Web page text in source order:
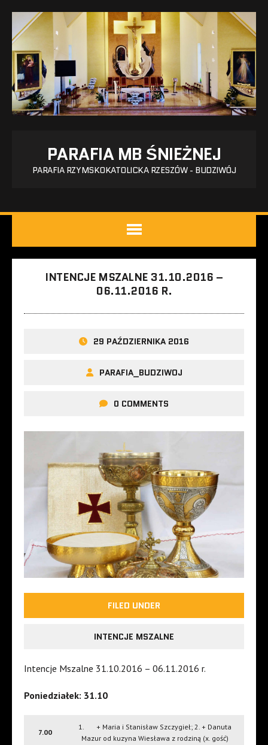
PARAFIA MB ŚNIEŻNEJ
PARAFIA RZYMSKOKATOLICKA RZESZÓW - BUDZIWÓJ
INTENCJE MSZALNE 31.10.2016 –
06.11.2016 R.
29 PAŹDZIERNIKA 2016
PARAFIA_BUDZIWOJ
0 COMMENTS
FILED UNDER
INTENCJE MSZALNE
Intencje Mszalne 31.10.2016 – 06.11.2016 r.
Poniedziałek: 31.10
7.00
1. + Maria i Stanisław Szczygieł; 2. + Danuta
Mazur od kuzyna Wiesława z rodziną (x. gość)